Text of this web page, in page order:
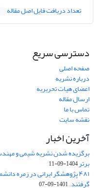
تعداد دریافت فایل اصل مقاله
دسترسی سریع
صفحه اصلی
درباره نشریه
اعضای هیات تحریریه
ارسال مقاله
تماس با ما
نقشه سایت
آخرین اخبار
برگزیده شدن نشریه شیمی و
برتر1404-09-11
۴۸۱ پژوهشگر ایرانی در زمره
گرفتند.1401-09-07